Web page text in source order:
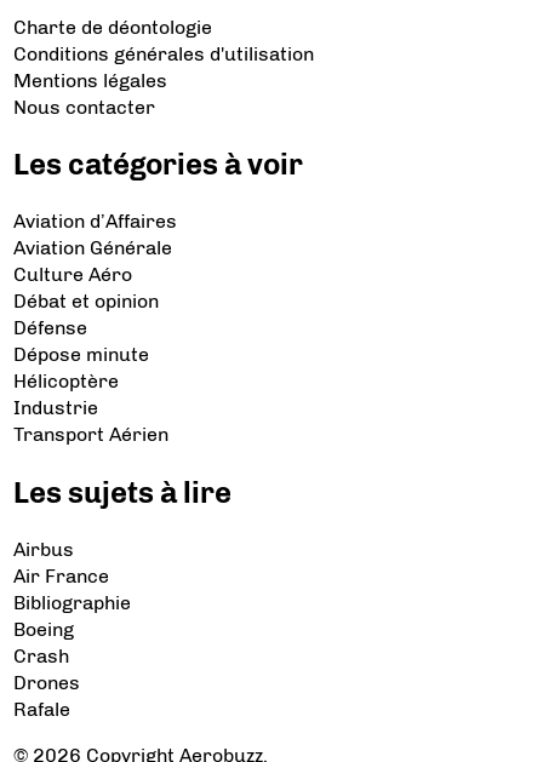
Charte de déontologie
Conditions générales d'utilisation
Mentions légales
Nous contacter
Les catégories à voir
Aviation d’Affaires
Aviation Générale
Culture Aéro
Débat et opinion
Défense
Dépose minute
Hélicoptère
Industrie
Transport Aérien
Les sujets à lire
Airbus
Air France
Bibliographie
Boeing
Crash
Drones
Rafale
© 2026 Copyright Aerobuzz.